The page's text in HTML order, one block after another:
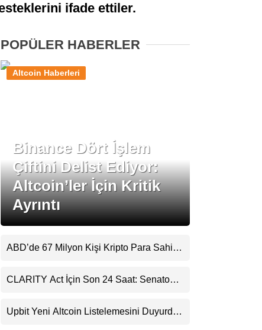
ifade ettiler.
POPÜLER HABERLER
Binance Dört İşlem
Çiftini Delist Ediyor:
Altcoin’ler İçin Kritik
Ayrıntı
Altcoin Haberleri
ABD’de 67 Milyon Kişi Kripto Para Sahibi:
CLARITY Act İçin Son 24 Saat: Senato
Beklentisini Bozabilir
Upbit Yeni Altcoin Listelemesini Duyurdu: